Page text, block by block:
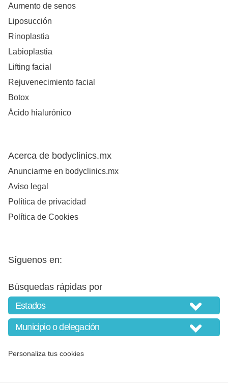
Aumento de senos
Liposucción
Rinoplastia
Labioplastia
Lifting facial
Rejuvenecimiento facial
Botox
Ácido hialurónico
Acerca de bodyclinics.mx
Anunciarme en bodyclinics.mx
Aviso legal
Política de privacidad
Política de Cookies
Síguenos en:
Búsquedas rápidas por
Personaliza tus cookies